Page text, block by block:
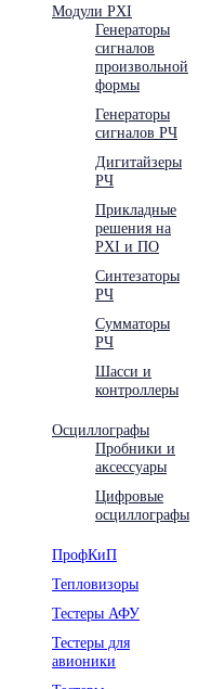
Модули PXI
Генераторы
сигналов
произвольной
формы
Генераторы
сигналов РЧ
Дигитайзеры
РЧ
Прикладные
решения на
PXI и ПО
Синтезаторы
РЧ
Сумматоры
РЧ
Шасси и
контроллеры
Осциллографы
Пробники и
аксессуары
Цифровые
осциллографы
ПрофКиП
Тепловизоры
Тестеры АФУ
Тестеры для
авионики